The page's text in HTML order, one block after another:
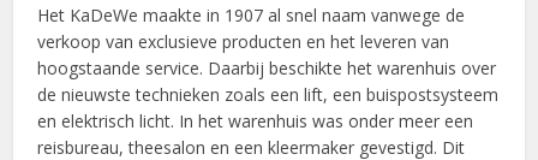
Het KaDeWe maakte in 1907 al snel naam vanwege de
verkoop van exclusieve producten en het leveren van
hoogstaande service. Daarbij beschikte het warenhuis over
de nieuwste technieken zoals een lift, een buispostsysteem
en elektrisch licht. In het warenhuis was onder meer een
reisbureau, theesalon en een kleermaker gevestigd. Dit